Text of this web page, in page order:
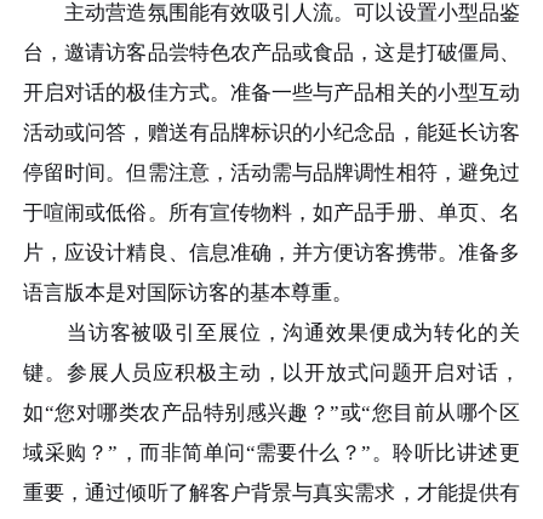
主动营造氛围能有效吸引人流。可以设置小型品鉴
台，邀请访客品尝特色农产品或食品，这是打破僵局、
开启对话的极佳方式。准备一些与产品相关的小型互动
活动或问答，赠送有品牌标识的小纪念品，能延长访客
停留时间。但需注意，活动需与品牌调性相符，避免过
于喧闹或低俗。所有宣传物料，如产品手册、单页、名
片，应设计精良、信息准确，并方便访客携带。准备多
语言版本是对国际访客的基本尊重。
当访客被吸引至展位，沟通效果便成为转化的关
键。参展人员应积极主动，以开放式问题开启对话，
如“您对哪类农产品特别感兴趣？”或“您目前从哪个区
域采购？”，而非简单问“需要什么？”。聆听比讲述更
重要，通过倾听了解客户背景与真实需求，才能提供有